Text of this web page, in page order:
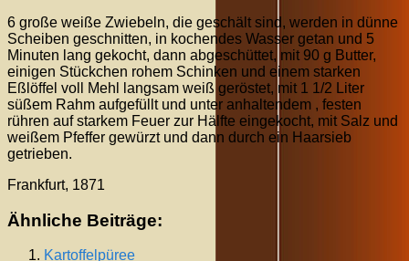
6 große weiße Zwiebeln, die geschält sind, werden in dünne
Scheiben geschnitten, in kochendes Wasser getan und 5
Minuten lang gekocht, dann abgeschüttet, mit 90 g Butter,
einigen Stückchen rohem Schinken und einem starken
Eßlöffel voll Mehl langsam weiß geröstet, mit 1 1/2 Liter
süßem Rahm aufgefüllt und unter anhaltendem , festen
rühren auf starkem Feuer zur Hälfte eingekocht, mit Salz und
weißem Pfeffer gewürzt und dann durch ein Haarsieb
getrieben.
Frankfurt, 1871
Ähnliche Beiträge:
Kartoffelpüree